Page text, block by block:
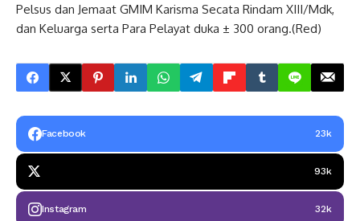
Pelsus dan Jemaat GMIM Karisma Secata Rindam XIII/Mdk,
dan Keluarga serta Para Pelayat duka ± 300 orang.(Red)
Facebook 23k
93k
Instagram 32k